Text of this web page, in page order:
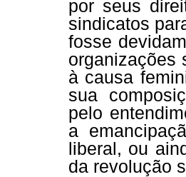
por seus
sindicatos
fosse
organizações
à causa
sua
pelo
a
liberal, ou
da revolução